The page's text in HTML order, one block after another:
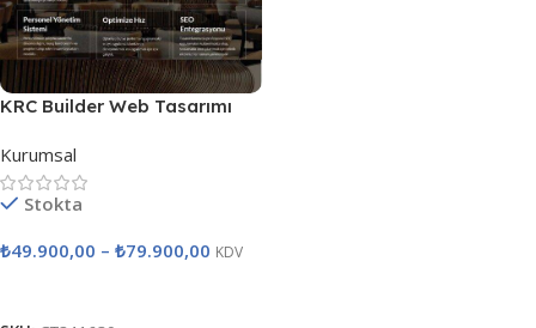
KRC Builder Web Tasarımı
Kurumsal
Stokta
₺49.900,00 – ₺79.900,00 KDV